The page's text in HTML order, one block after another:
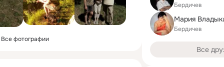
Все фотографии
Бердичев
Мария
Бердичев
Все